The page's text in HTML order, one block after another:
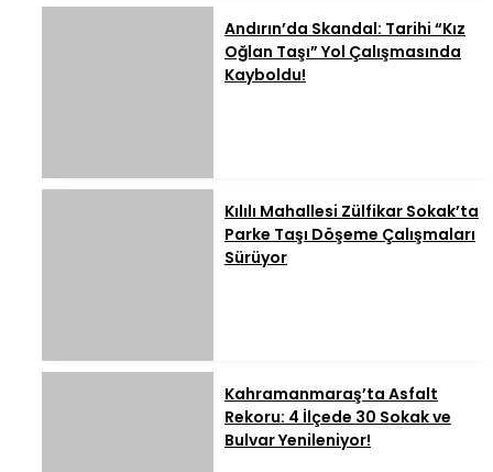
Andırın’da Skandal: Tarihi “Kız
Oğlan Taşı” Yol Çalışmasında
Kayboldu!
Kılılı Mahallesi Zülfikar Sokak’ta
Parke Taşı Döşeme Çalışmaları
Sürüyor
Kahramanmaraş’ta Asfalt
Rekoru: 4 İlçede 30 Sokak ve
Bulvar Yenileniyor!